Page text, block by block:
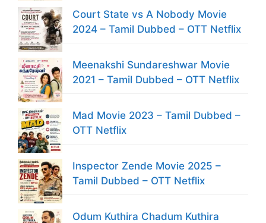
Court State vs A Nobody Movie
2024 – Tamil Dubbed – OTT Netflix
Meenakshi Sundareshwar Movie
2021 – Tamil Dubbed – OTT Netflix
Mad Movie 2023 – Tamil Dubbed –
OTT Netflix
Inspector Zende Movie 2025 –
Tamil Dubbed – OTT Netflix
Odum Kuthira Chadum Kuthira